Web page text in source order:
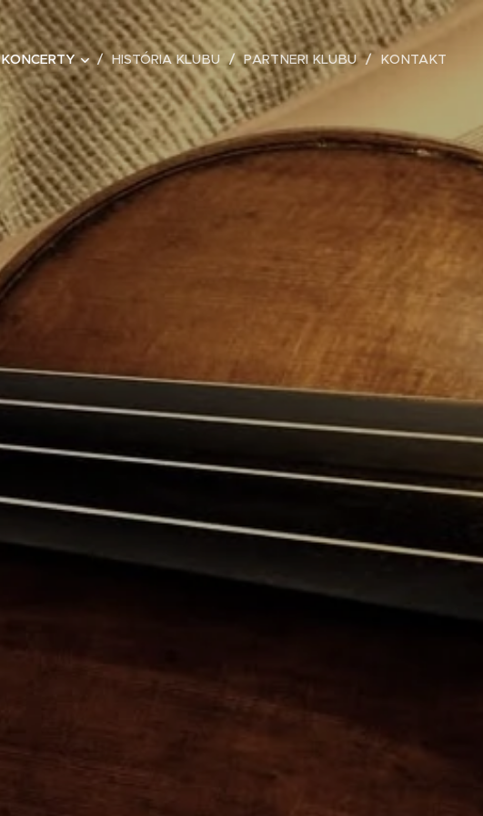
KONCERTY HISTÓRIA KLUBU PARTNERI KLUBU KONTAKT